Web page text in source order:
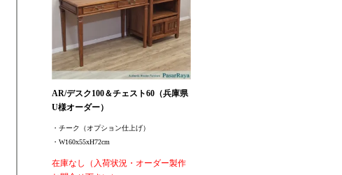
AR/デスク100＆チェスト60（兵庫県
U様オーダー）
・チーク（オプション仕上げ）
・W160x55xH72cm
在庫なし（入荷状況・オーダー製作